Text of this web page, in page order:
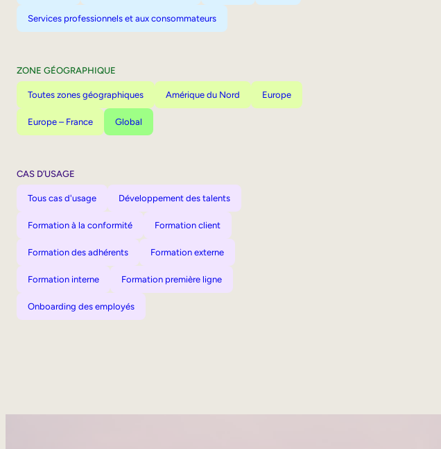
Services professionnels et aux consommateurs
ZONE GÉOGRAPHIQUE
Toutes zones géographiques Amérique du Nord Europe
Europe – France Global
CAS D’USAGE
Tous cas d'usage Développement des talents
Formation à la conformité Formation client
Formation des adhérents Formation externe
Formation interne Formation première ligne
Onboarding des employés